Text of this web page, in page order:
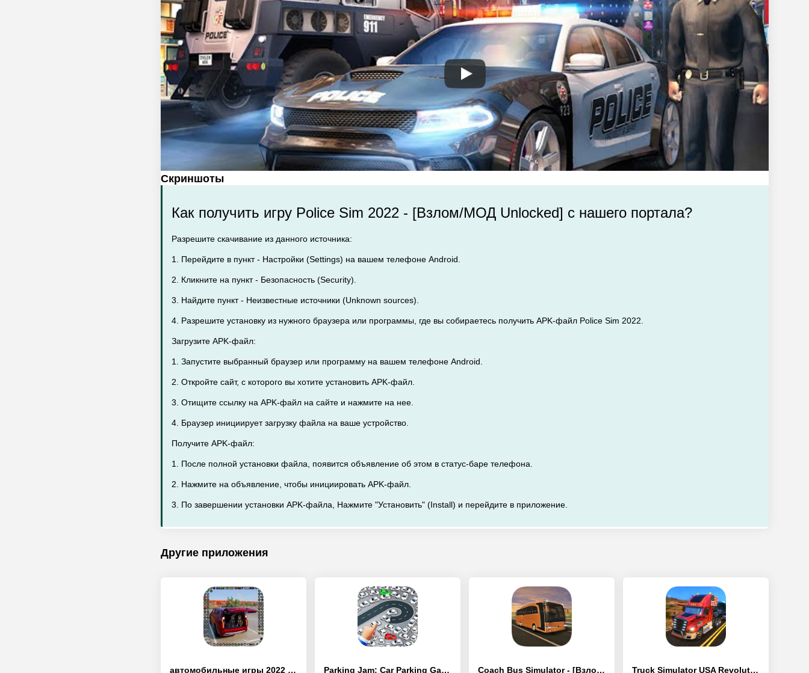
Скриншоты
Как получить игру Police Sim 2022 - [Взлом/МОД Unlocked] с нашего портала?
Разрешите скачивание из данного источника:
1. Перейдите в пункт - Настройки (Settings) на вашем телефоне Android.
2. Кликните на пункт - Безопасность (Security).
3. Найдите пункт - Неизвестные источники (Unknown sources).
4. Разрешите установку из нужного браузера или программы, где вы собираетесь получить APK-файл Police Sim 2022.
Загрузите APK-файл:
1. Запустите выбранный браузер или программу на вашем телефоне Android.
2. Откройте сайт, с которого вы хотите установить APK-файл.
3. Отищите ссылку на APK-файл на сайте и нажмите на нее.
4. Браузер инициирует загрузку файла на ваше устройство.
Получите APK-файл:
1. После полной установки файла, появится объявление об этом в статус-баре телефона.
2. Нажмите на объявление, чтобы инициировать APK-файл.
3. По завершении установки APK-файла, Нажмите "Установить" (Install) и перейдите в приложение.
Другие приложения
автомобильные игры 2022 года - [Взлом/МОД Unlocked] Parking Jam: Car Parking Games - [Взлом/МОД Unlocked] Coach Bus Simulator - [Взлом/МОД Unlocked] Truck Simulator USA Revolution - [Взлом/МОД Все открыто]